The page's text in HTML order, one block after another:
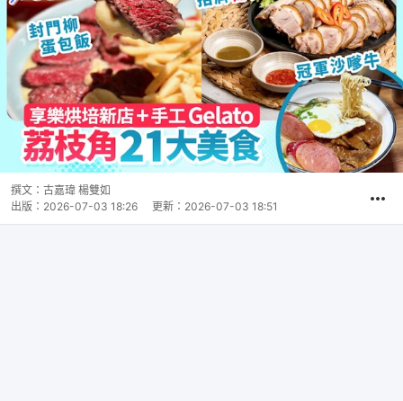
撰文： 古嘉瑋 楊雙如
出版： 2026-07-03 18:26 更新： 2026-07-03 18:51